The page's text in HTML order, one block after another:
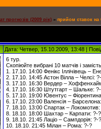
прогнозів (2009 рік) » прийом ставок на
Дата: Четвер, 15.10.2009, 13:48 |
6 тур.
Скопіюйте вибрані 10 матчів і
1. 17.10. 14:00 Фенікс Іллічівець –
2. 17.10. 14:45 Астон Вілла – Челсі:
3. 17.10. 16:30 Вердер –
4. 17.10. 16:30 Штутгарт – Шальке:
5. 17.10. 19:00 Ювентус –
6. 17.10. 23:00 Валенсія –
7. 18.10. 13:00 Спартак –
8. 18.10. 18:00 Шахтар – Карпати: ?-?
9. 18.10. 21:45 Лаціо – Сампдорія: ?-?
10. 18.10. 21:45 Мілан – Рома: ?-?